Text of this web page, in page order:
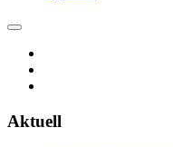
Aktuell